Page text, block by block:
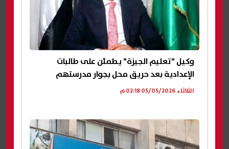
وكيل "تعليم الجيزة" يطمئن على طالبات
الإعدادية بعد حريق محل بجوار مدرستهم
الثلاثاء 05/05/2026 02:18 م